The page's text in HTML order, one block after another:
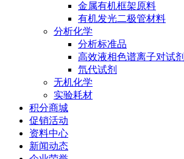
金属有机框架原料
有机发光二极管材料
分析化学
分析标准品
高效液相色谱离子对试剂
氘代试剂
无机化学
实验耗材
积分商城
促销活动
资料中心
新闻动态